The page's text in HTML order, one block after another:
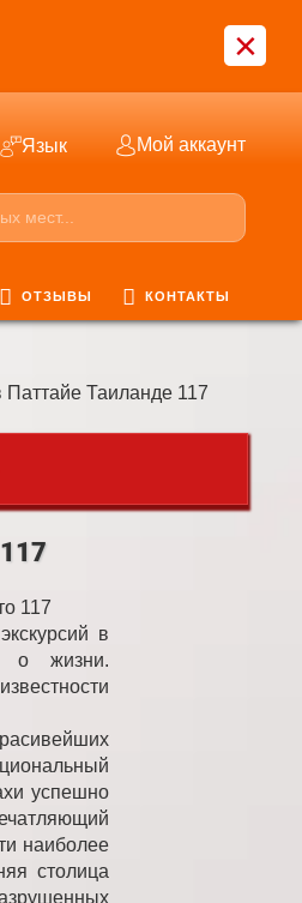
×
Язык Мой аккаунт
ОТЗЫВЫ КОНТАКТЫ
Таиланде 117
117
в
о жизни.
успешно
наиболее
столица